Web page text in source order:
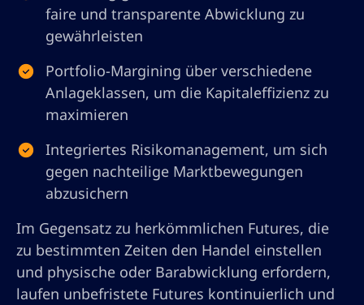
faire und transparente Abwicklung zu
gewährleisten
Portfolio-Margining über verschiedene
Anlageklassen, um die Kapitaleffizienz zu
maximieren
Integriertes Risikomanagement, um sich
gegen nachteilige Marktbewegungen
abzusichern
Im Gegensatz zu herkömmlichen Futures, die
zu bestimmten Zeiten den Handel einstellen
und physische oder Barabwicklung erfordern,
laufen unbefristete Futures kontinuierlich und